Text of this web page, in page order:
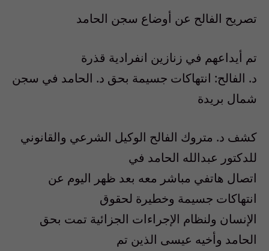
تصريح الفالح عن أوضاع سجن الحامد
تم أيداعهم في زنازين انفرادية قذرة
د. الفالح: انتهاكات جسيمة بحق د. الحامد في سجن
شمال بريدة
كشف د. متروك الفالح الوكيل الشرعي والقانوني
للدكتور عبدالله الحامد في
اتصال هاتفي مباشر معه بعد ظهر اليوم عن
انتهاكات جسيمة وخطيرة لحقوق
الإنسان ولنظام الإجراءات الجزائية تمت بحق
الحامد وأخيه عيسى الذين تم